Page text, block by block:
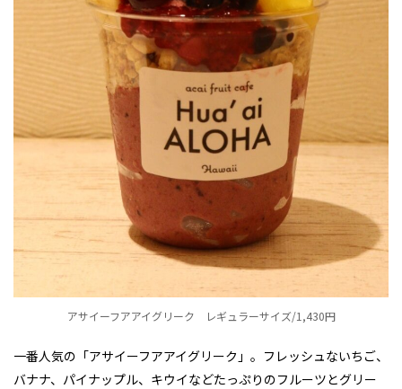
アサイーフアアイグリーク レギュラーサイズ/1,430円
一番人気の「アサイーフアアイグリーク」。フレッシュないちご、
バナナ、パイナップル、キウイなどたっぷりのフルーツとグリー